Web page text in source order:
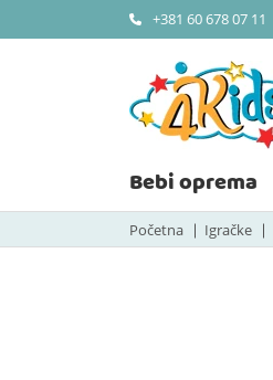
+381 60 678 07 11
Bebi oprema
Početna Igračke